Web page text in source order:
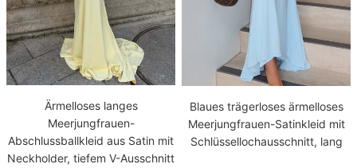
Ärmelloses langes
Meerjungfrauen-
Abschlussballkleid aus Satin mit
Neckholder, tiefem V-Ausschnitt
Blaues trägerloses ärmelloses
Meerjungfrauen-Satinkleid mit
Schlüssellochausschnitt, lang